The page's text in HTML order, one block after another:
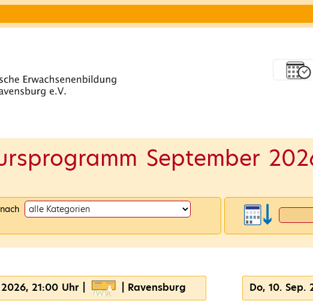
September
21:00 Uhr | | Ravensburg Do, 10. Sep.